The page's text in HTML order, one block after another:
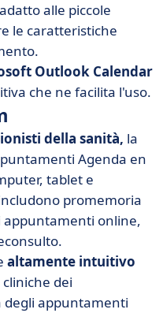
alle piccole
le caratteristiche
Outlook Calendar
che ne facilita l'uso.
della sanità, la
Agenda en
tablet e
promemoria
appuntamenti online,
altamente intuitivo
dei
appuntamenti